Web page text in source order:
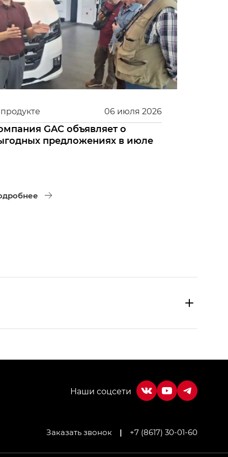
06 июля 2026
GAC объявляет о
предложениях в июле
Заказать звонок | +7 (8617) 30-01-60